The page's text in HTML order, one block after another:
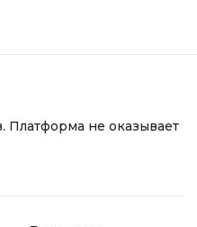
Платформа не оказывает